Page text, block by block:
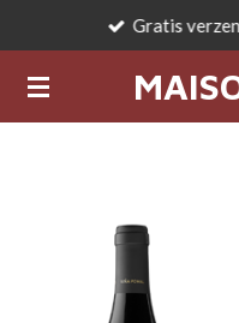
naar
de
Gratis